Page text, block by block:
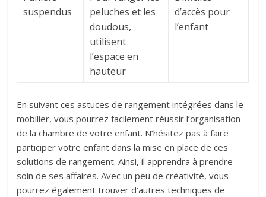
suspendus
peluches et les
doudous,
utilisent
l’espace en
hauteur
d’accès pour
l’enfant
En suivant ces astuces de rangement intégrées dans le
mobilier, vous pourrez facilement réussir l’organisation
de la chambre de votre enfant. N’hésitez pas à faire
participer votre enfant dans la mise en place de ces
solutions de rangement. Ainsi, il apprendra à prendre
soin de ses affaires. Avec un peu de créativité, vous
pourrez également trouver d’autres techniques de